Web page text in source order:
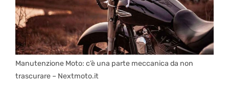
Manutenzione Moto: c’è una parte meccanica da non
trascurare – Nextmoto.it